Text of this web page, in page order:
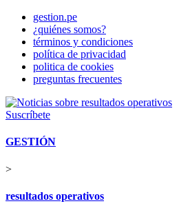
gestion.pe
¿quiénes somos?
términos y condiciones
política de privacidad
politica de cookies
preguntas frecuentes
Suscríbete
GESTIÓN
>
resultados operativos